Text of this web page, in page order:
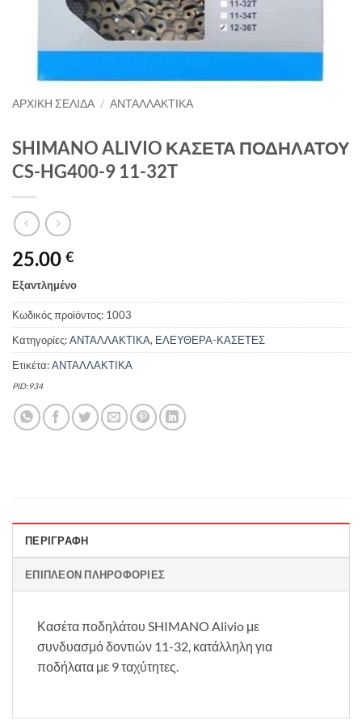
ΑΡΧΙΚΉ ΣΕΛΊΔΑ / ΑΝΤΑΛΛΑΚΤΙΚΑ
SHIMANO ALIVIO ΚΑΣΕΤΑ ΠΟΔΗΛΑΤΟΥ
CS-HG400-9 11-32T
25.00 €
Εξαντλημένο
Κωδικός προϊόντος: 1003
Κατηγορίες:ΑΝΤΑΛΛΑΚΤΙΚΑ, ΕΛΕΥΘΕΡΑ-ΚΑΣΕΤΕΣ
Ετικέτα:ΑΝΤΑΛΛΑΚΤΙΚΑ
PID:934
ΠΕΡΙΓΡΑΦΉ
ΕΠΙΠΛΈΟΝ ΠΛΗΡΟΦΟΡΊΕΣ
Κασέτα ποδηλάτου SHIMANO Alivio με
συνδυασμό δοντιών 11-32, κατάλληλη για
ποδήλατα με 9 ταχύτητες.